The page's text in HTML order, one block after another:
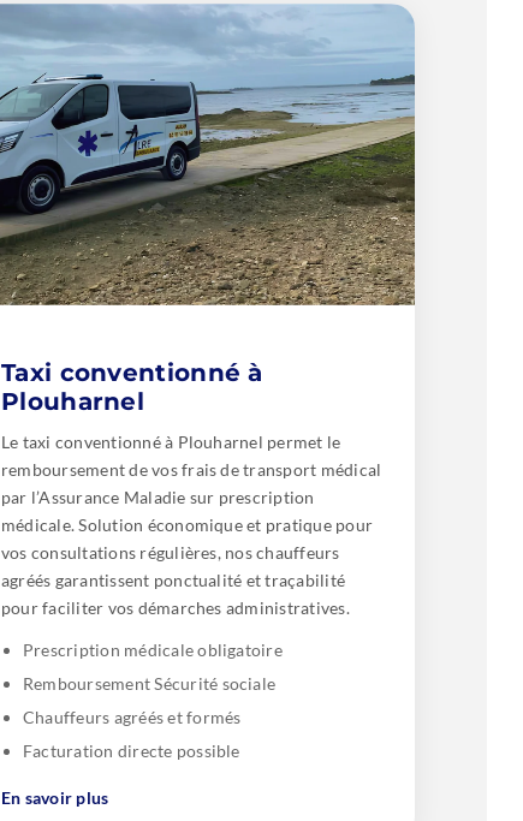
Taxi conventionné à
Plouharnel
Le taxi conventionné à Plouharnel permet le
remboursement de vos frais de transport médical
par l’Assurance Maladie sur prescription
médicale. Solution économique et pratique pour
vos consultations régulières, nos chauffeurs
agréés garantissent ponctualité et traçabilité
pour faciliter vos démarches administratives.
Prescription médicale obligatoire
Remboursement Sécurité sociale
Chauffeurs agréés et formés
Facturation directe possible
En savoir plus